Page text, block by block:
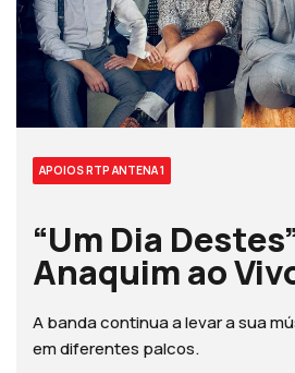
APOIOS RTP ANTENA 1
“Um Dia
Anaquim ao
A banda continua a levar a sua
em diferentes palcos.